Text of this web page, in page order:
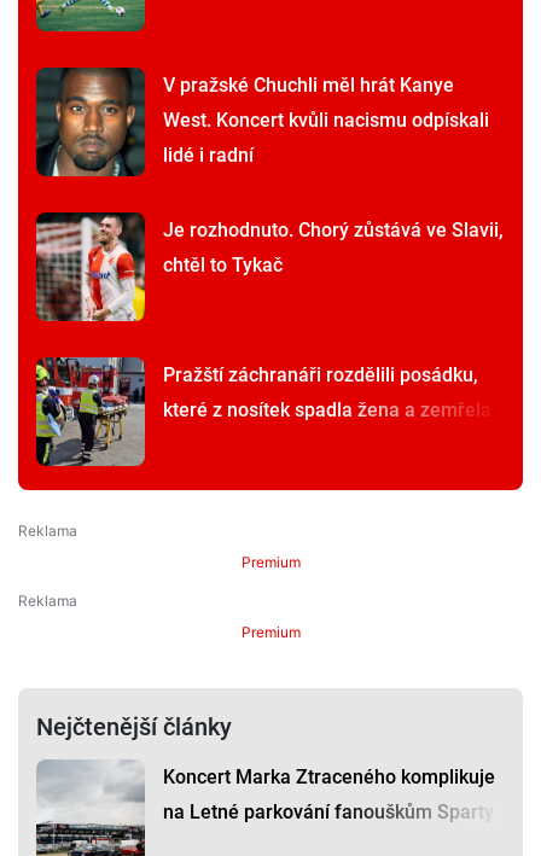
V pražské Chuchli měl hrát Kanye
West. Koncert kvůli nacismu odpískali
lidé i radní
Je rozhodnuto. Chorý zůstává ve Slavii,
chtěl to Tykač
Pražští záchranáři rozdělili posádku,
které z nosítek spadla žena a zemřela
Premium
Premium
Nejčtenější články
Koncert Marka Ztraceného komplikuje
na Letné parkování fanouškům Sparty